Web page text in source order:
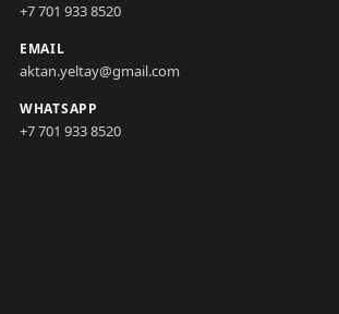
+7 701 933 8520
EMAIL
aktan.yeltay@gmail.com
WHATSAPP
+7 701 933 8520